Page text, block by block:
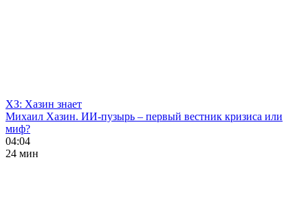
ХЗ: Хазин знает
Михаил Хазин. ИИ-пузырь – первый вестник кризиса или
миф?
04:04
24 мин